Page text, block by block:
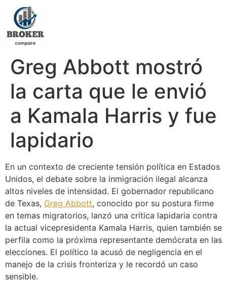
Greg Abbott mostró
la carta que le envió
a Kamala Harris y fue
lapidario
En un contexto de creciente tensión política en Estados
Unidos, el debate sobre la inmigración ilegal alcanza
altos niveles de intensidad. El gobernador republicano
de Texas, Greg Abbott, conocido por su postura firme
en temas migratorios, lanzó una crítica lapidaria contra
la actual vicepresidenta Kamala Harris, quien también se
perfila como la próxima representante demócrata en las
elecciones. El político la acusó de negligencia en el
manejo de la crisis fronteriza y le recordó un caso
sensible.